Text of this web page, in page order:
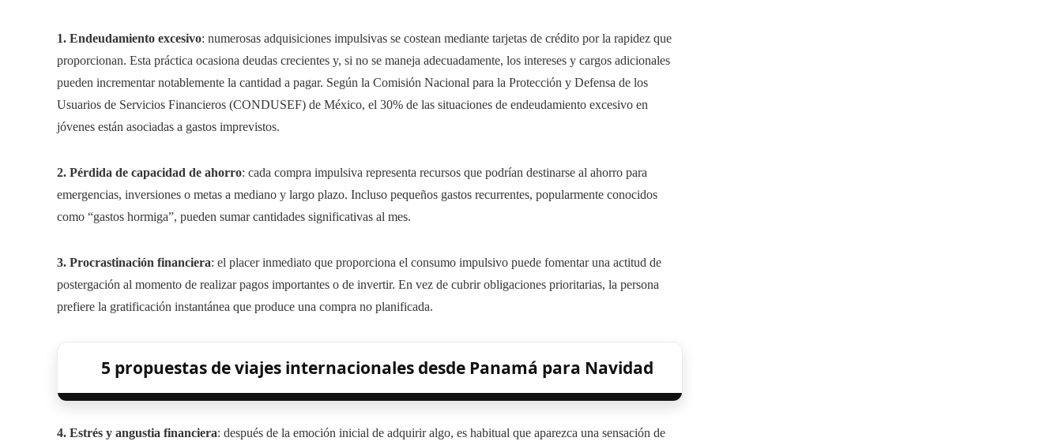
1. Endeudamiento excesivo: numerosas adquisiciones impulsivas se costean mediante tarjetas de crédito por la rapidez que
proporcionan. Esta práctica ocasiona deudas crecientes y, si no se maneja adecuadamente, los intereses y cargos adicionales
pueden incrementar notablemente la cantidad a pagar. Según la Comisión Nacional para la Protección y Defensa de los
Usuarios de Servicios Financieros (CONDUSEF) de México, el 30% de las situaciones de endeudamiento excesivo en
jóvenes están asociadas a gastos imprevistos.
2. Pérdida de capacidad de ahorro: cada compra impulsiva representa recursos que podrían destinarse al ahorro para
emergencias, inversiones o metas a mediano y largo plazo. Incluso pequeños gastos recurrentes, popularmente conocidos
como “gastos hormiga”, pueden sumar cantidades significativas al mes.
3. Procrastinación financiera: el placer inmediato que proporciona el consumo impulsivo puede fomentar una actitud de
postergación al momento de realizar pagos importantes o de invertir. En vez de cubrir obligaciones prioritarias, la persona
prefiere la gratificación instantánea que produce una compra no planificada.
5 propuestas de viajes internacionales desde Panamá para Navidad
4. Estrés y angustia financiera: después de la emoción inicial de adquirir algo, es habitual que aparezca una sensación de